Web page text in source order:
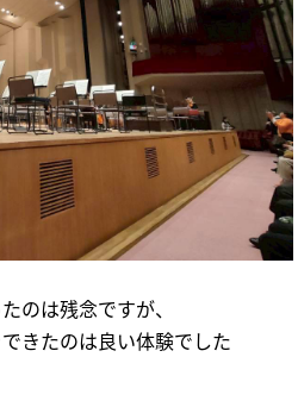
のは残念ですが、
きたのは良い体験でした